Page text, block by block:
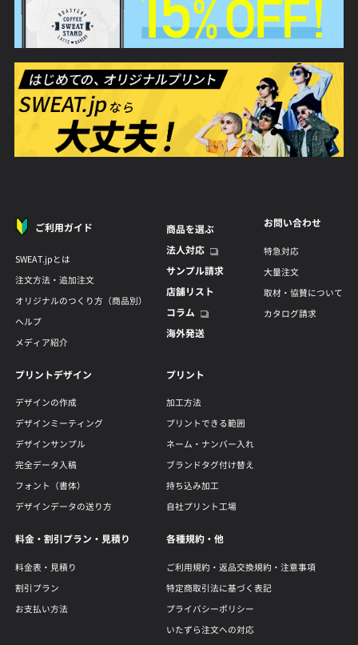
ご利用ガイド
SWEAT.jpとは
注文方法・追加注文
オリジナルのつくり方（商品別）
ヘルプ
メディア紹介
商品を選ぶ
法人対応
サンプル請求
店舗リスト
コラム
海外発送
お問い合わせ
特急対応
大量注文
取材・協賛について
カタログ請求
プリントデザイン
デザインの作成
デザインミーティング
デザインサンプル
完全データ入稿
フォント（書体）
デザインデータの送り方
プリント
加工方法
プリントできる範囲
ネーム・ナンバー入れ
ブランドタグ付け替え
持ち込み加工
自社プリント工場
料金・割引プラン・見積り
料金表・見積り
割引プラン
お支払い方法
各種規約・他
ご利用規約・返品交換規約・注意事項
特定商取引法に基づく表記
プライバシーポリシー
いたずら注文への対応